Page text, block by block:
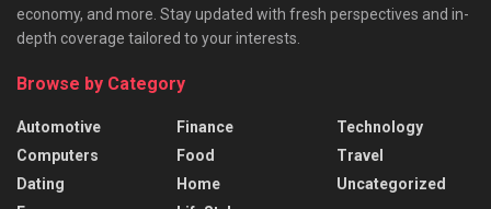
economy, and more. Stay updated with fresh perspectives and in-
depth coverage tailored to your interests.
Browse by Category
Automotive
Computers
Dating
Finance
Food
Home
Technology
Travel
Uncategorized